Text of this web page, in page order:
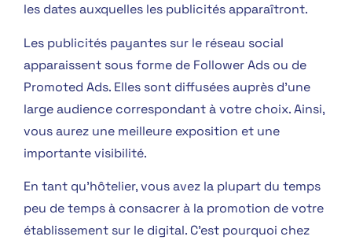
les dates auxquelles les publicités apparaîtront.
Les publicités payantes sur le réseau social
apparaissent sous forme de Follower Ads ou de
Promoted Ads. Elles sont diffusées auprès d’une
large audience correspondant à votre choix. Ainsi,
vous aurez une meilleure exposition et une
importante visibilité.
En tant qu’hôtelier, vous avez la plupart du temps
peu de temps à consacrer à la promotion de votre
établissement sur le digital. C’est pourquoi chez